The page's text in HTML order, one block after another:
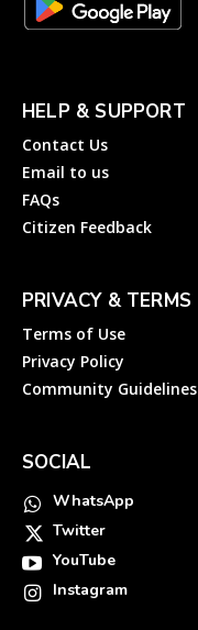
HELP & SUPPORT
Contact Us
Email to us
FAQs
Citizen Feedback
PRIVACY & TERMS
Terms of Use
Privacy Policy
Community Guidelines
SOCIAL
WhatsApp
Twitter
YouTube
Instagram